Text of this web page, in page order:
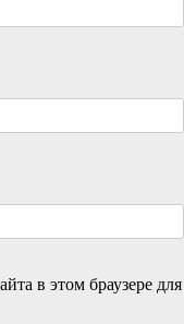
в этом браузере для